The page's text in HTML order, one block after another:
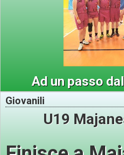
Ad un passo
Giovanili
U19